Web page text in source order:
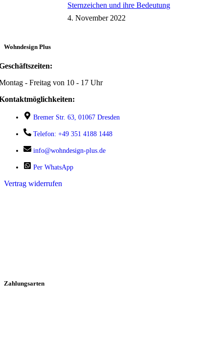
Sternzeichen und ihre Bedeutung
4. November 2022
Wohndesign Plus
- Freitag von 10 - 17 Uhr
Bremer Str. 63, 01067 Dresden
Telefon: +49 351 4188 1448
info@wohndesign-plus.de
Per WhatsApp
Vertrag widerrufen
Zahlungsarten